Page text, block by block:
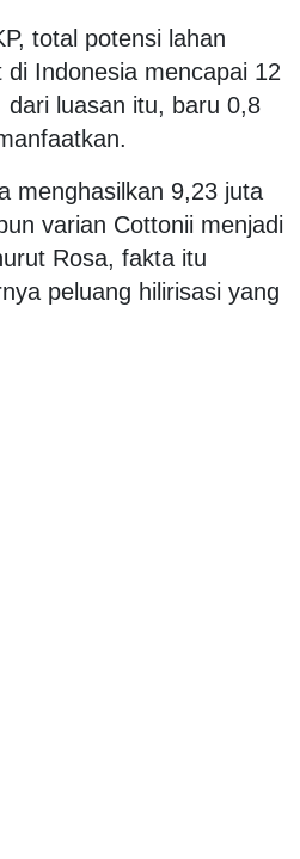
total potensi lahan
di Indonesia mencapai 12
luasan itu, baru 0,8
menghasilkan 9,23 juta
varian Cottonii menjadi
Rosa, fakta itu
peluang hilirisasi yang